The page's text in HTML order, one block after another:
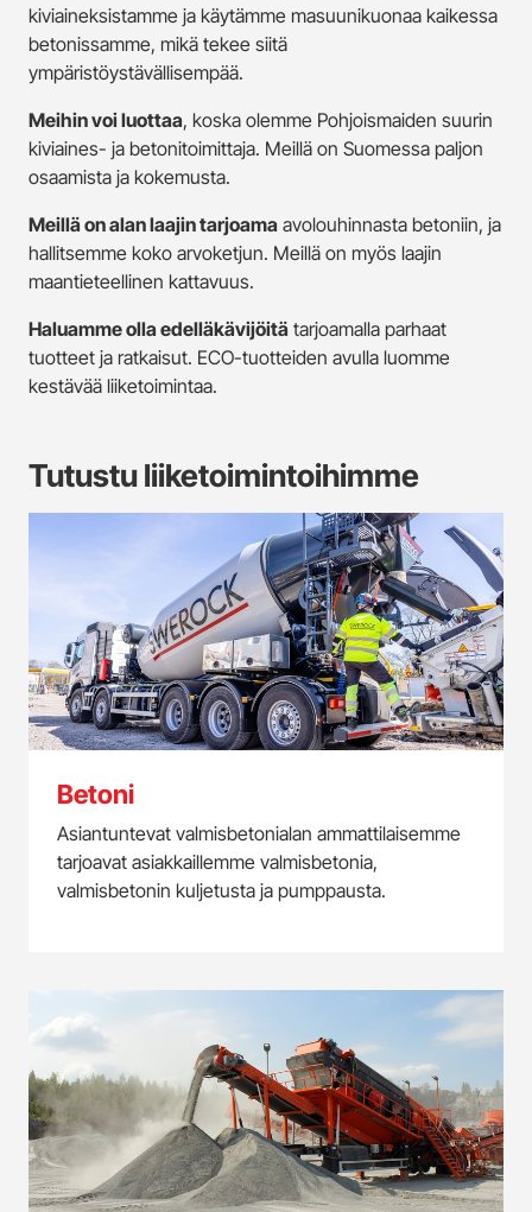
kiviaineksistamme ja käytämme masuunikuonaa kaikessa
betonissamme, mikä tekee siitä
ympäristöystävällisempää.
Meihin voi luottaa, koska olemme Pohjoismaiden suurin
kiviaines- ja betonitoimittaja. Meillä on Suomessa paljon
osaamista ja kokemusta.
Meillä on alan laajin tarjoama avolouhinnasta betoniin, ja
hallitsemme koko arvoketjun. Meillä on myös laajin
maantieteellinen kattavuus.
Haluamme olla edelläkävijöitä tarjoamalla parhaat
tuotteet ja ratkaisut. ECO-tuotteiden avulla luomme
kestävää liiketoimintaa.
Tutustu liiketoimintoihimme
Betoni
Asiantuntevat valmisbetonialan ammattilaisemme
tarjoavat asiakkaillemme valmisbetonia,
valmisbetonin kuljetusta ja pumppausta.